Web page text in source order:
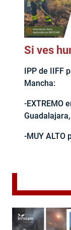
Si ves
IPP de IIFF
Mancha:
-EXTREMO
-MUY ALTO